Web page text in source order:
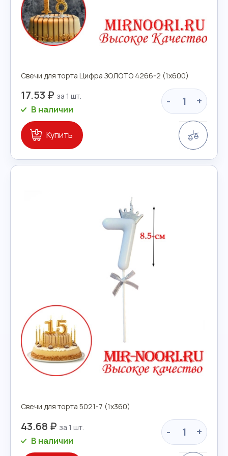
Свечи для торта Цифра ЗОЛОТО 4266-2 (1х600)
17.53 ₽ - +
В наличии
Купить
Свечи для торта 5021-7 (1х360)
43.68 ₽ - +
В наличии